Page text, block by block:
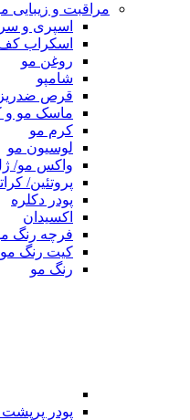
مراقبت و زیبایی
اسپری و
اسکراب
روغن مو
شامپو
قرص
ماسک مو و
کرم مو
لوسیون مو
واکس مو/
پروتئین/
پودر دکلره
اکسیدان
فرچه رنگ
کیت رنگ مو
رنگ مو
پودر پرپشت